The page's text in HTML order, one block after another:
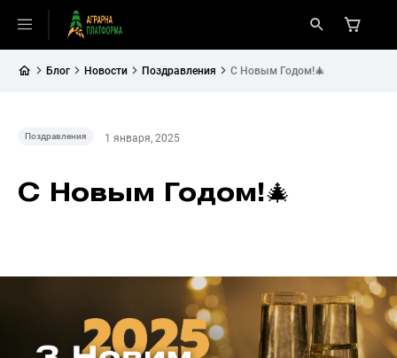
Блог Новости Поздравления С Новым Годом!🎄
Поздравления 1 января, 2025
С Новым Годом!🎄